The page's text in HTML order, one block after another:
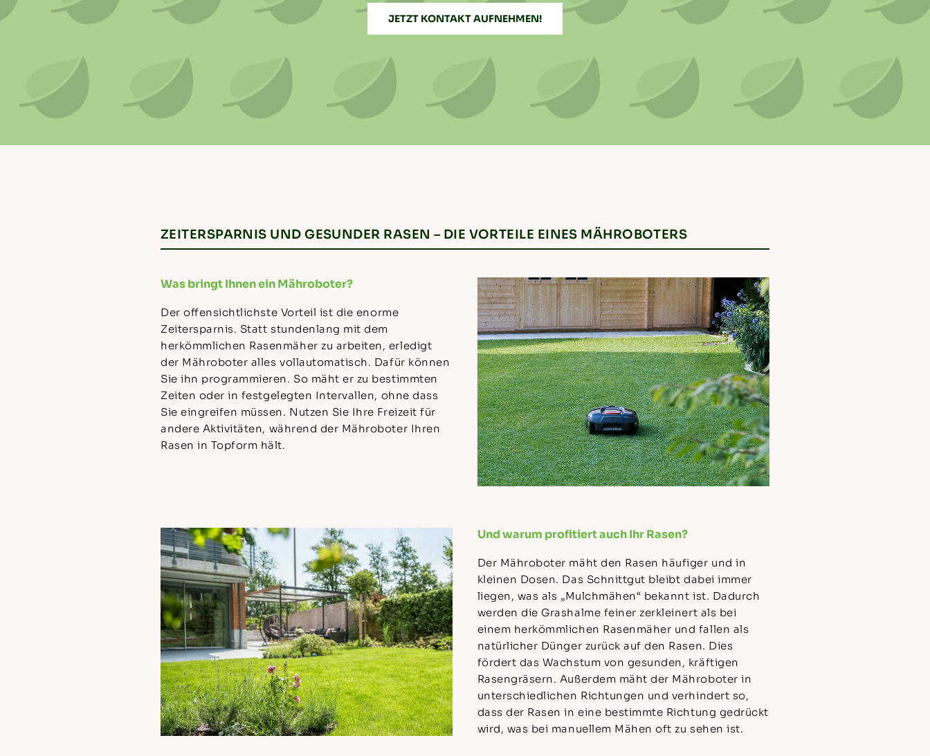
JETZT KONTAKT AUFNEHMEN!
ZEITERSPARNIS UND GESUNDER RASEN – DIE VORTEILE EINES MÄHROBOTERS
Was bringt Ihnen ein Mähroboter?
Der offensichtlichste Vorteil ist die enorme
Zeitersparnis. Statt stundenlang mit dem
herkömmlichen Rasenmäher zu arbeiten, erledigt
der Mähroboter alles vollautomatisch. Dafür können
Sie ihn programmieren. So mäht er zu bestimmten
Zeiten oder in festgelegten Intervallen, ohne dass
Sie eingreifen müssen. Nutzen Sie Ihre Freizeit für
andere Aktivitäten, während der Mähroboter Ihren
Rasen in Topform hält.
Und warum profitiert auch Ihr Rasen?
Der Mähroboter mäht den Rasen häufiger und in
kleinen Dosen. Das Schnittgut bleibt dabei immer
liegen, was als „Mulchmähen“ bekannt ist. Dadurch
werden die Grashalme feiner zerkleinert als bei
einem herkömmlichen Rasenmäher und fallen als
natürlicher Dünger zurück auf den Rasen. Dies
fördert das Wachstum von gesunden, kräftigen
Rasengräsern. Außerdem mäht der Mähroboter in
unterschiedlichen Richtungen und verhindert so,
dass der Rasen in eine bestimmte Richtung gedrückt
wird, was bei manuellem Mähen oft zu sehen ist.